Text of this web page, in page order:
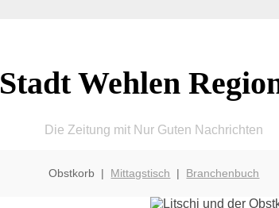
Stadt Wehlen
Die Zeitung mit Nur Guten Nachrichten
Obstkorb | Mittagstisch | Branchenbuch